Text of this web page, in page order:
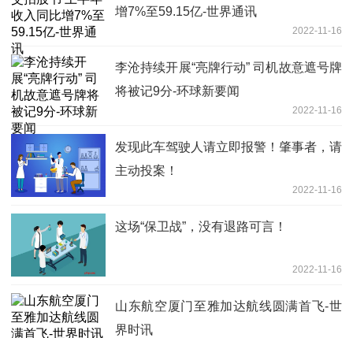
增7%至59.15亿-世界通讯
2022-11-16
李沧持续开展“亮牌行动” 司机故意遮号牌
将被记9分-环球新要闻
2022-11-16
发现此车驾驶人请立即报警！肇事者，请
主动投案！
2022-11-16
这场“保卫战”，没有退路可言！
2022-11-16
山东航空厦门至雅加达航线圆满首飞-世
界时讯